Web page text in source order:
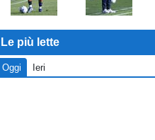
Le più lette
Oggi Ieri